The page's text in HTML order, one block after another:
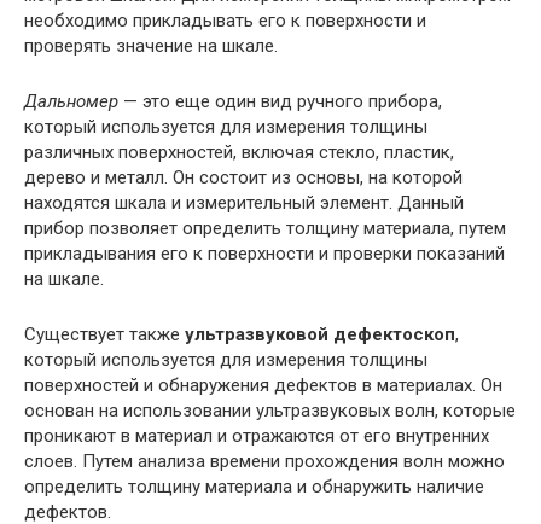
необходимо прикладывать его к поверхности и
проверять значение на шкале.
Дальномер — это еще один вид ручного прибора,
который используется для измерения толщины
различных поверхностей, включая стекло, пластик,
дерево и металл. Он состоит из основы, на которой
находятся шкала и измерительный элемент. Данный
прибор позволяет определить толщину материала, путем
прикладывания его к поверхности и проверки показаний
на шкале.
Существует также ультразвуковой дефектоскоп,
который используется для измерения толщины
поверхностей и обнаружения дефектов в материалах. Он
основан на использовании ультразвуковых волн, которые
проникают в материал и отражаются от его внутренних
слоев. Путем анализа времени прохождения волн можно
определить толщину материала и обнаружить наличие
дефектов.